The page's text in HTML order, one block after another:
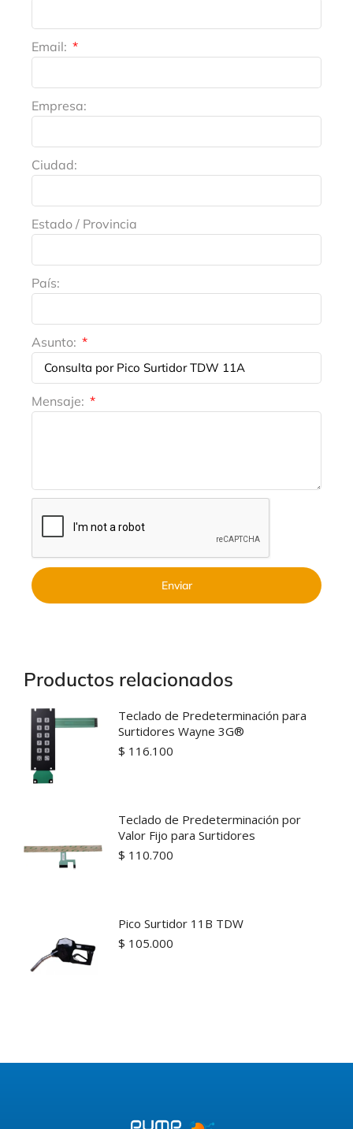
Email:
Empresa:
Ciudad:
Estado / Provincia
País:
Asunto:
Mensaje:
Enviar
Productos relacionados
Teclado de Predeterminación para
Surtidores Wayne 3G®
$ 116.100
Teclado de Predeterminación por
Valor Fijo para Surtidores
$ 110.700
Pico Surtidor 11B TDW
$ 105.000